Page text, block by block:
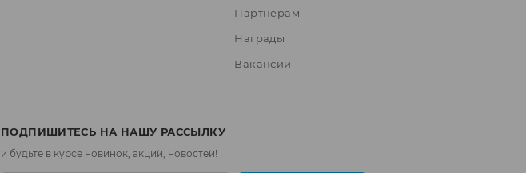
Партнёрам
Награды
Вакансии
ПОДПИШИТЕСЬ НА НАШУ РАССЫЛКУ
и будьте в курсе новинок, акций, новостей!